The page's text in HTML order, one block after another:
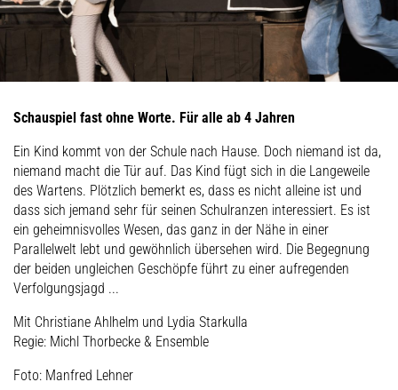
Schauspiel fast ohne Worte. Für alle ab 4 Jahren
Ein Kind kommt von der Schule nach Hause. Doch niemand ist da,
niemand macht die Tür auf. Das Kind fügt sich in die Langeweile
des Wartens. Plötzlich bemerkt es, dass es nicht alleine ist und
dass sich jemand sehr für seinen Schulranzen interessiert. Es ist
ein geheimnisvolles Wesen, das ganz in der Nähe in einer
Parallelwelt lebt und gewöhnlich übersehen wird. Die Begegnung
der beiden ungleichen Geschöpfe führt zu einer aufregenden
Verfolgungsjagd ...
Mit Christiane Ahlhelm und Lydia Starkulla
Regie: Michl Thorbecke & Ensemble
Foto: Manfred Lehner